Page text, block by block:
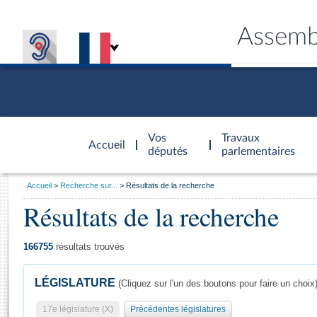
Accueil
d'accueil
Vos
députés
Travaux
parlementaires
Général
Vous
Accueil Recherche sur... Résultats de la recherche
Résultats de la recherche
166755 résultats trouvés
LÉGISLATURE (Cliquez sur l'un des boutons pour faire un choix)
17e législature (X) Précédentes législatures